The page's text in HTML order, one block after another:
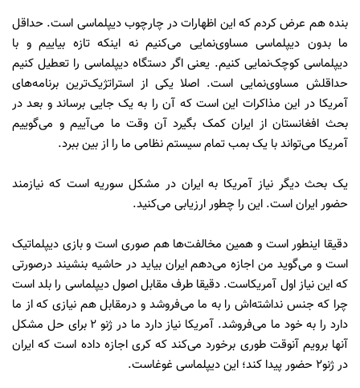
بنده هم عرض کردم که این اظهارات در چارچوب دیپلماسی است. حداقل
ما بدون دیپلماسی مساوی‌نمایی می‌کنیم نه اینکه تازه بیاییم و با
دیپلماسی کوچک‌نمایی کنیم. یعنی اگر دستگاه دیپلماسی را تعطیل کنیم
حداقلش مساوی‌نمایی است. اصلا یکی از استراتژیک‌ترین برنامه‌های
آمریکا در این مذاکرات این است که آن را به یک جایی برساند و بعد در
بحث افغانستان از ایران کمک بگیرد آن وقت ما می‌آییم و می‌گوییم
آمریکا می‌تواند با یک بمب تمام سیستم نظامی ما را از بین ببرد.
یک بحث دیگر نیاز آمریکا به ایران در مشکل سوریه است که نیازمند
حضور ایران است. این را چطور ارزیابی می‌کنید.
دقیقا اینطور است و همین مخالفت‌ها هم صوری است و بازی دیپلماتیک
است و می‌گوید من اجازه می‌دهم ایران بیاید در حاشیه بنشیند درصورتی
که این نیاز اول آمریکاست. دقیقا طرف مقابل اصول دیپلماسی را بلد است
چرا که جنس نداشته‌‌اش را به ما می‌فروشد و درمقابل هم نیازی که از ما
دارد را به خود ما می‌فروشد. آمریکا نیاز دارد ما در ژنو 2 برای حل مشکل
آنها برویم آنوقت طوری برخورد می‌کند که کری اجازه داده است که ایران
در ژنو2 حضور پیدا کند؛ این دیپلماسی غوغاست.